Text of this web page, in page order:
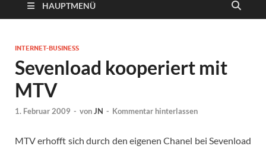
HAUPTMENÜ
INTERNET-BUSINESS
Sevenload kooperiert mit
MTV
1. Februar 2009 - vonJN - Kommentar hinterlassen
MTV erhofft sich durch den eigenen Chanel bei Sevenload